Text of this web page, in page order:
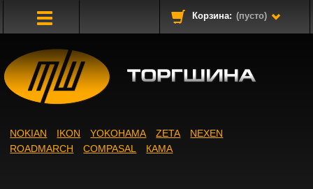
Корзина: (пусто)
NOKIAN IKON YOKOHAMA ZETA
NEXEN
ROADMARCH
COMPASAL КАМА